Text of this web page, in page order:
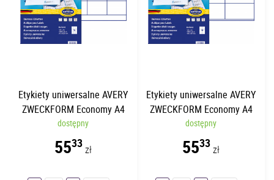
Etykiety uniwersalne AVERY
ZWECKFORM Economy A4
70 x 50.8mm | 100 arkuszy
dostępny
5533zł
Etykiety uniwersalne AVERY
ZWECKFORM Economy A4
105 x 57mm | 100 arkuszy
dostępny
5533zł